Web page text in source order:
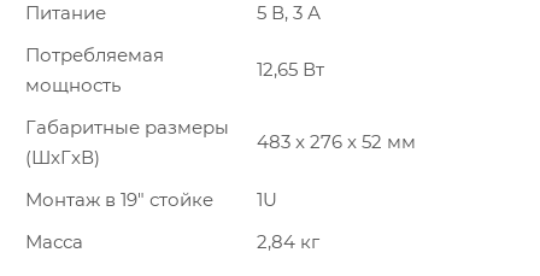
Питание
5 В, 3 А
Потребляемая
мощность
12,65 Вт
Габаритные размеры
(ШxГxВ)
483 x 276 x 52 мм
Монтаж в 19″ стойкe
1U
Масса
2,84 кг